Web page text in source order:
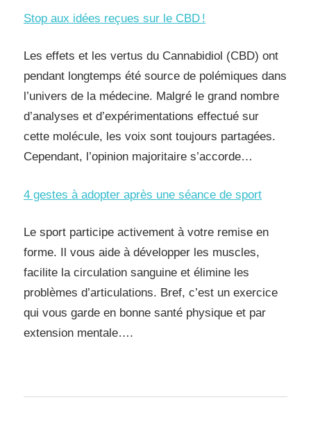
Stop aux idées reçues sur le CBD !
Les effets et les vertus du Cannabidiol (CBD) ont
pendant longtemps été source de polémiques dans
l’univers de la médecine. Malgré le grand nombre
d’analyses et d’expérimentations effectué sur
cette molécule, les voix sont toujours partagées.
Cependant, l’opinion majoritaire s’accorde…
4 gestes à adopter après une séance de sport
Le sport participe activement à votre remise en
forme. Il vous aide à développer les muscles,
facilite la circulation sanguine et élimine les
problèmes d’articulations. Bref, c’est un exercice
qui vous garde en bonne santé physique et par
extension mentale….